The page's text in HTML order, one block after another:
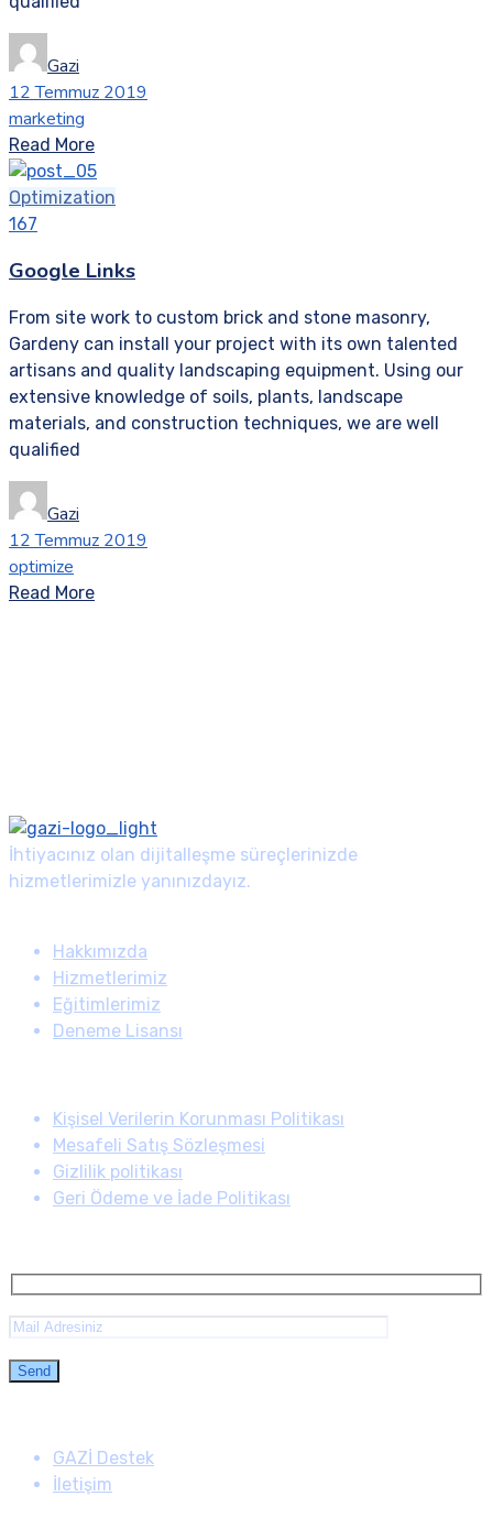
Gazi
12 Temmuz 2019
marketing
Read More
Optimization
167
Google Links
From site work to custom brick and stone masonry,
Gardeny can install your project with its own talented
artisans and quality landscaping equipment. Using our
extensive knowledge of soils, plants, landscape
materials, and construction techniques, we are well
qualified
Gazi
12 Temmuz 2019
optimize
Read More
İhtiyacınız olan dijitalleşme süreçlerinizde
hizmetlerimizle yanınızdayız.
Hakkımızda
Hizmetlerimiz
Eğitimlerimiz
Deneme Lisansı
Kişisel Verilerin Korunması Politikası
Mesafeli Satış Sözleşmesi
Gizlilik politikası
Geri Ödeme ve İade Politikası
GAZİ Destek
İletişim